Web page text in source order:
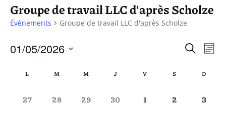
Groupe de travail LLC d'après Scholze
Évènements Groupe de travail LLC d'après Scholze
Recherche
Mois
01/05/2026
Calendrier
Évènements
L M M J V S D
0
27
0
28
0
29
0
30
0
1
0
2
0
3